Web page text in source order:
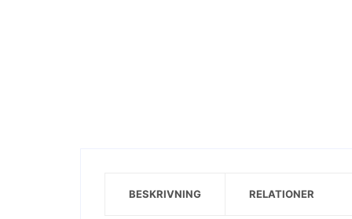
BESKRIVNING RELATIONER